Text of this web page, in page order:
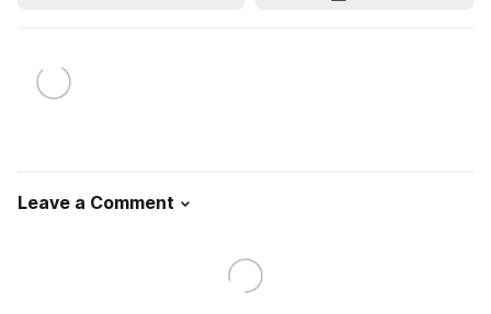
Leave a Comment